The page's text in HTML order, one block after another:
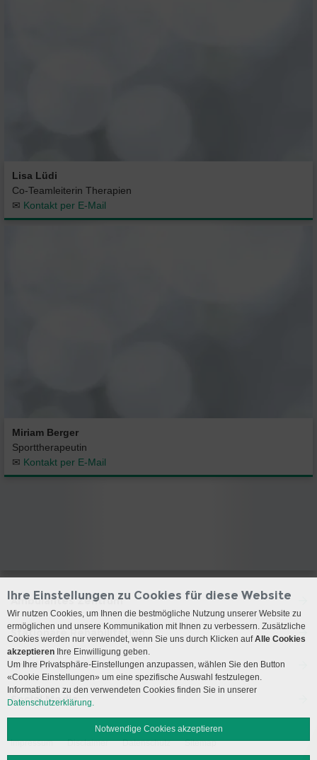
Lisa Lüdi
Co-Teamleiterin Therapien
✉ Kontakt per E-Mail
Miriam Berger
Sporttherapeutin
✉ Kontakt per E-Mail
Ambulantes Zentrum
Stationäre Rehabilitation
Anreise
Social Media
Impressum Disclaimer Datenschutz Sitemap
Ihre Einstellungen zu Cookies für diese Website
Wir nutzen Cookies, um Ihnen die bestmögliche Nutzung unserer Website zu
ermöglichen und unsere Kommunikation mit Ihnen zu verbessern. Zusätzliche
Cookies werden nur verwendet, wenn Sie uns durch Klicken aufAlle Cookies
akzeptieren Ihre Einwilligung geben.
Um Ihre Privatsphäre-Einstellungen anzupassen, wählen Sie den Button
«Cookie Einstellungen» um eine spezifische Auswahl festzulegen.
Informationen zu den verwendeten Cookies finden Sie in unserer
Datenschutzerklärung.
Notwendige Cookies akzeptieren